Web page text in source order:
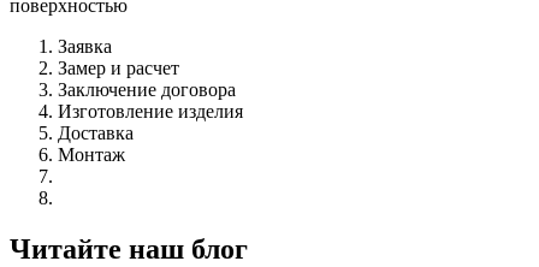
поверхностью
Заявка
Замер и расчет
Заключение договора
Изготовление изделия
Доставка
Монтаж
Читайте наш блог